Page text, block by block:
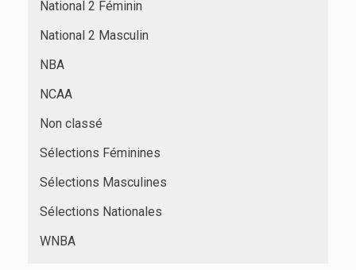
National 2 Féminin
National 2 Masculin
NBA
NCAA
Non classé
Sélections Féminines
Sélections Masculines
Sélections Nationales
WNBA